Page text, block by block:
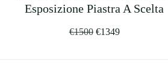
Esposizione Piastra A Scelta
€1500 Il
originale
€1349Il
attuale